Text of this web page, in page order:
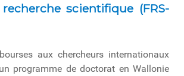
scientifique (FRS-
aux chercheurs internationaux
programme de doctorat en Wallonie